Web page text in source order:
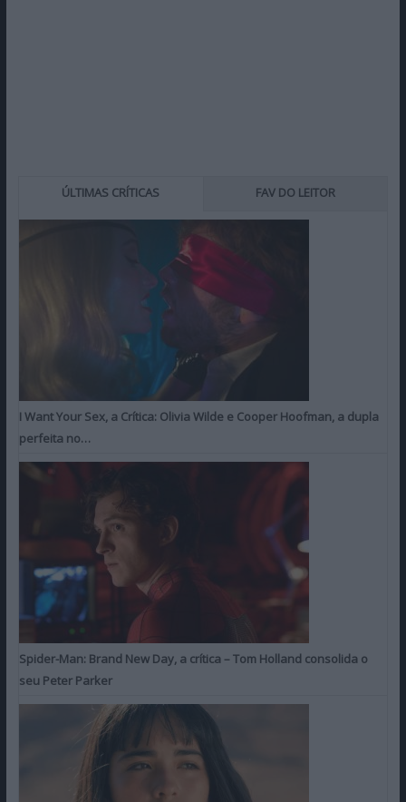
ÚLTIMAS CRÍTICAS FAV DO LEITOR
I Want Your Sex, a Crítica: Olivia Wilde e Cooper Hoofman, a dupla
perfeita no…
Spider-Man: Brand New Day, a crítica – Tom Holland consolida o
seu Peter Parker